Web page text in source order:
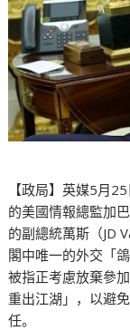
【政局】英媒5月
的美國情報總監加
的副總統萬斯（JD
閣中唯一的外交「
被指正考慮放棄參
重出江湖」，以避
任。